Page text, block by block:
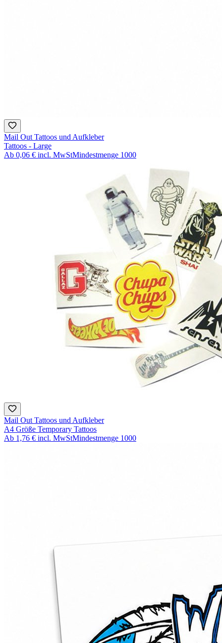
Mail Out Tattoos und Aufkleber
Tattoos - Large
Ab 0,06 € incl. MwStMindestmenge 1000
Mail Out Tattoos und Aufkleber
A4 Größe Temporary Tattoos
Ab 1,76 € incl. MwStMindestmenge 1000